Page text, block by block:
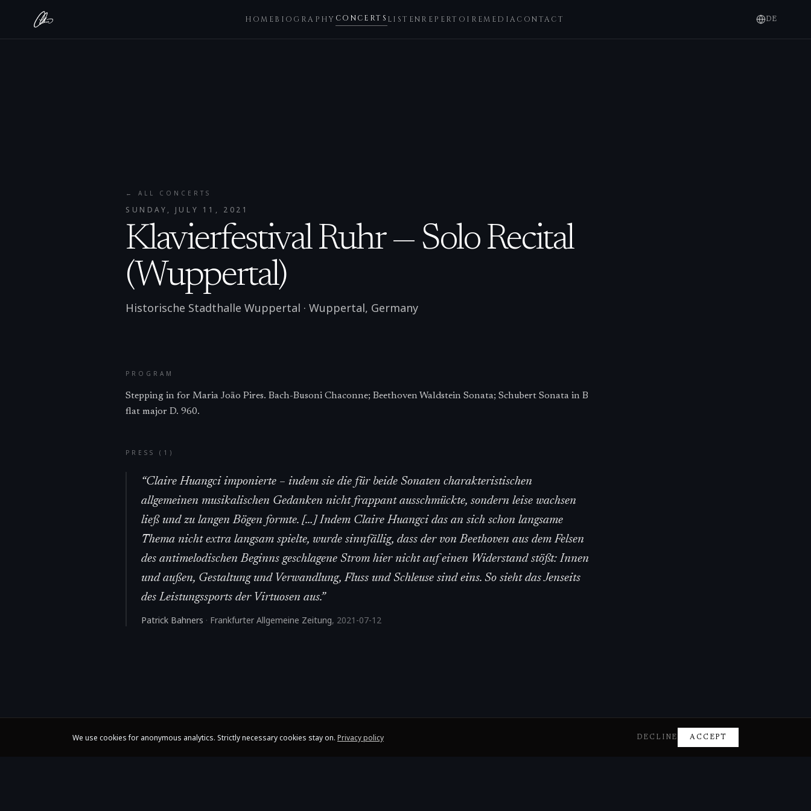
HOMEBIOGRAPHY CONCERTS LISTENREPERTOIREMEDIA CONTACT DE
← ALL CONCERTS
SUNDAY, JULY 11, 2021
Klavierfestival Ruhr — Solo Recital
(Wuppertal)
Historische Stadthalle Wuppertal · Wuppertal, Germany
PROGRAM
Stepping in for Maria João Pires. Bach-Busoni Chaconne; Beethoven Waldstein Sonata; Schubert Sonata in B
flat major D. 960.
PRESS ( 1 )
“Claire Huangci imponierte – indem sie die für beide Sonaten charakteristischen
allgemeinen musikalischen Gedanken nicht frappant ausschmückte, sondern leise wachsen
ließ und zu langen Bögen formte. […] Indem Claire Huangci das an sich schon langsame
Thema nicht extra langsam spielte, wurde sinnfällig, dass der von Beethoven aus dem Felsen
des antimelodischen Beginns geschlagene Strom hier nicht auf einen Widerstand stößt: Innen
und außen, Gestaltung und Verwandlung, Fluss und Schleuse sind eins. So sieht das Jenseits
des Leistungssports der Virtuosen aus.”
Patrick Bahners · Frankfurter Allgemeine Zeitung, 2021-07-12
We use cookies for anonymous analytics. Strictly necessary cookies stay on. Privacy policy DECLINE ACCEPT